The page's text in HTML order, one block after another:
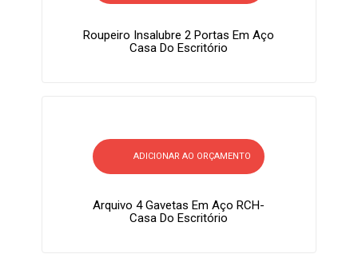
Roupeiro Insalubre 2 Portas Em Aço
Casa Do Escritório
ADICIONAR AO ORÇAMENTO
Arquivo 4 Gavetas Em Aço RCH-
Casa Do Escritório